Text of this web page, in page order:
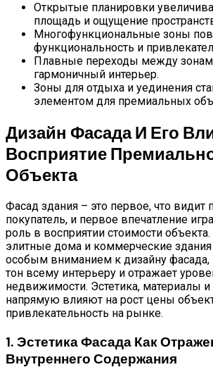
Открытые планировки
площадь и ощущение
Многофункциональные зоны
функциональность и
Плавные переходы между
гармоничный интерьер.
Зоны для отдыха и уединения
элементом для премиальных
Дизайн Фасада И Его
Восприятие
Объекта
Фасад здания – это первое, что видит
покупатель, и первое впечатление
роль в восприятии стоимости
элитные дома и коммерческие здания
особым вниманием к дизайну фасада,
тон всему интерьеру и отражает
недвижимости. Эстетика, материалы и
напрямую влияют на рост цены
привлекательность на рынке.
1. Эстетика Фасада Как
Внутреннего Содержания